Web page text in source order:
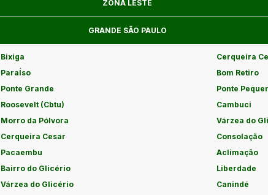
ZONA LESTE
GRANDE SÃO PAULO
Bixiga
Cerqueira
ParaÍso
Bom Retiro
Ponte Grande
Ponte
Roosevelt (Cbtu)
Cambuci
Morro da Pólvora
Várzea do
Cerqueira Cesar
Consolação
Pacaembu
Aclimação
Bairro do Glicério
Liberdade
Várzea do Glicério
Canindé